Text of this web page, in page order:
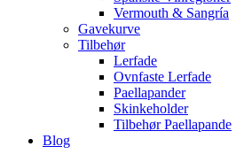
Vermouth & Sangría
Gavekurve
Tilbehør
Lerfade
Ovnfaste Lerfade
Paellapander
Skinkeholder
Tilbehør Paellapande
Blog